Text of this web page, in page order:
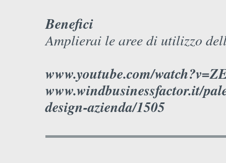
Benefici
Amplierai le aree di utilizzo
www.youtube.com/
www.windbusinessfactor.it/
design-azienda/1505